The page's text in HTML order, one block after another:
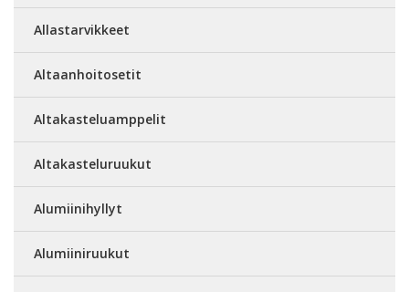
Allastarvikkeet
Altaanhoitosetit
Altakasteluamppelit
Altakasteluruukut
Alumiinihyllyt
Alumiiniruukut